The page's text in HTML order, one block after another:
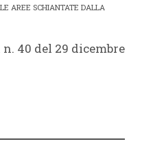
AREE SCHIANTATE DALLA
40 del 29 dicembre